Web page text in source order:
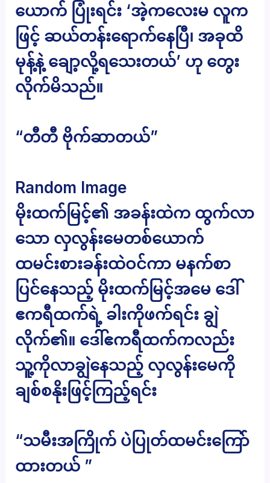
ယောက် ပြုံးရင်း ‘အဲ့ကလေးမ လူက
ဖြင့် ဆယ်တန်းရောက်နေပြီ၊ အခုထိ
မုန့်နဲ့​ ချော့လို့ရသေးတယ်’ ဟု တွေး
လိုက်မိသည်။
“တီတီ ဗိုက်ဆာတယ်”
Random Image
မိုးထက်မြင့်၏ အခန်းထဲက ထွက်လာ​
သော လှလွန်း​မေတစ်ယောက်
ထမင်းစားခန်းထဲဝင်ကာ မနက်စာ
ပြင်နေသည့် မိုးထက်မြင့်အမေ ဒေါ်
ဧကရီထက်ရဲ့ ခါးကိုဖက်ရင်း ချွဲ
လိုက်၏။ ဒေါ်ဧကရီထက်ကလည်း
သူ့ကိုလာချွဲနေသည့် လှလွန်းမေကို
ချစ်စနိုးဖြင့်ကြည့်ရင်း
“သမီးအကြိုက် ပဲပြုတ်ထမင်းကြော်
ထားတယ် ”